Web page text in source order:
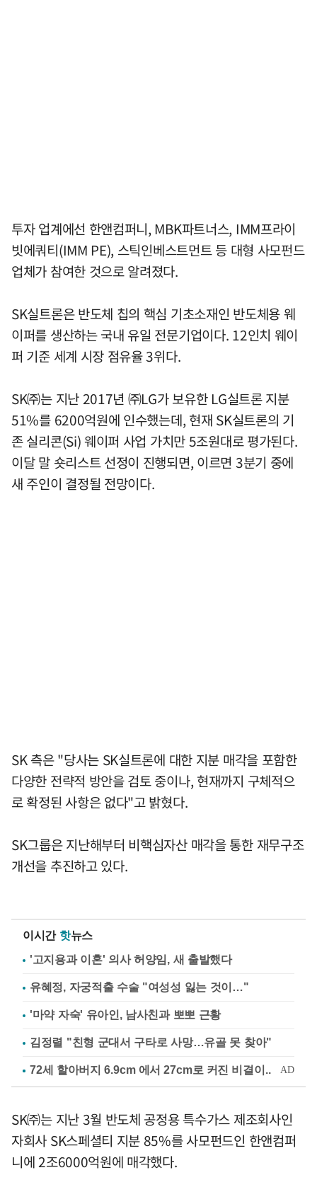
투자 업계에선 한앤컴퍼니, MBK파트너스, IMM프라이
빗에쿼티(IMM PE), 스틱인베스트먼트 등 대형 사모펀드
업체가 참여한 것으로 알려졌다.
SK실트론은 반도체 칩의 핵심 기초소재인 반도체용 웨
이퍼를 생산하는 국내 유일 전문기업이다. 12인치 웨이
퍼 기준 세계 시장 점유율 3위다.
SK㈜는 지난 2017년 ㈜LG가 보유한 LG실트론 지분
51%를 6200억원에 인수했는데, 현재 SK실트론의 기
존 실리콘(Si) 웨이퍼 사업 가치만 5조원대로 평가된다.
이달 말 숏리스트 선정이 진행되면, 이르면 3분기 중에
새 주인이 결정될 전망이다.
SK 측은 "당사는 SK실트론에 대한 지분 매각을 포함한
다양한 전략적 방안을 검토 중이나, 현재까지 구체적으
로 확정된 사항은 없다"고 밝혔다.
SK그룹은 지난해부터 비핵심자산 매각을 통한 재무구조
개선을 추진하고 있다.
이시간 핫뉴스
'고지용과 이혼' 의사 허양임, 새 출발했다
유혜정, 자궁적출 수술 "여성성 잃는 것이…"
'마약 자숙' 유아인, 남사친과 뽀뽀 근황
김정렬 "친형 군대서 구타로 사망…유골 못 찾아"
SK㈜는 지난 3월 반도체 공정용 특수가스 제조회사인
자회사 SK스페셜티 지분 85%를 사모펀드인 한앤컴퍼
니에 2조6000억원에 매각했다.